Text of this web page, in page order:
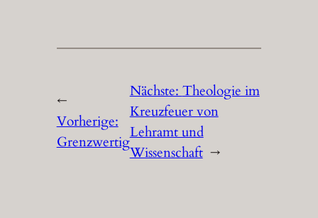
←
Vorherige:
Grenzwertig
Nächste: Theologie im
Kreuzfeuer von
Lehramt und
Wissenschaft →